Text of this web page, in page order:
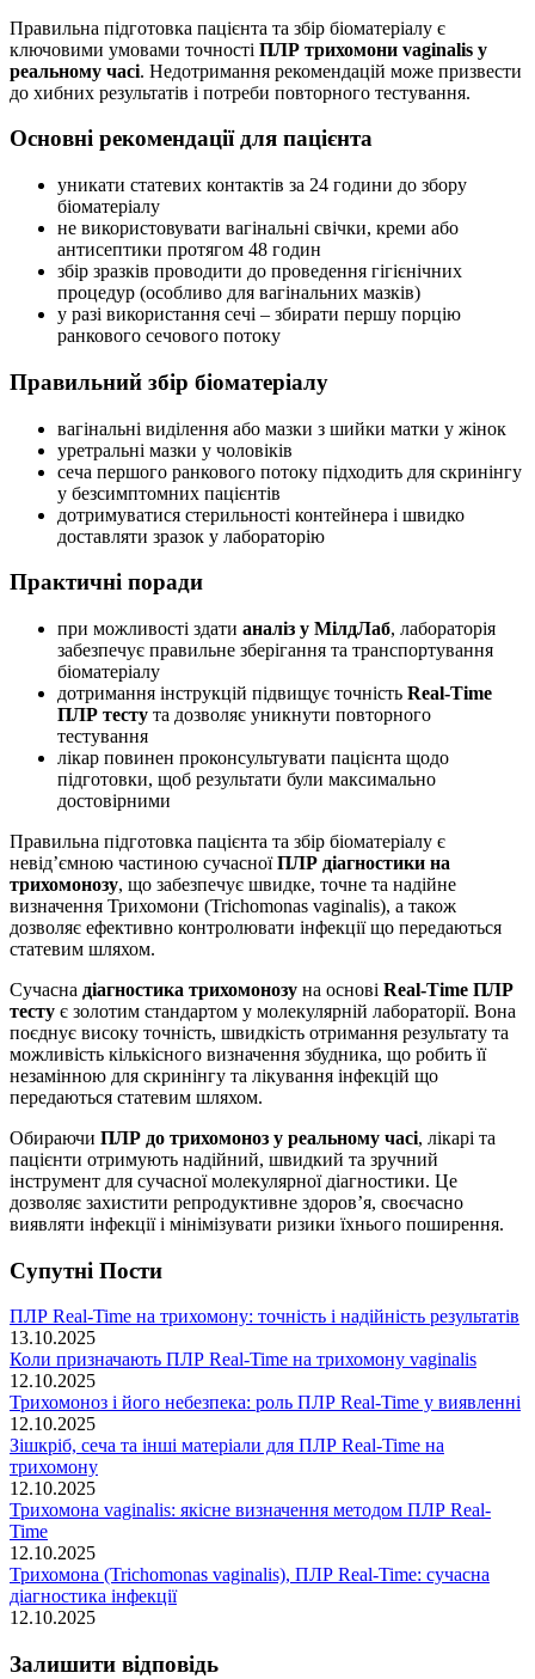
Правильна підготовка пацієнта та збір біоматеріалу є
ключовими умовами точності ПЛР трихомони vaginalis у
реальному часі. Недотримання рекомендацій може призвести
до хибних результатів і потреби повторного тестування.
Основні рекомендації для пацієнта
уникати статевих контактів за 24 години до збору
біоматеріалу
не використовувати вагінальні свічки, креми або
антисептики протягом 48 годин
збір зразків проводити до проведення гігієнічних
процедур (особливо для вагінальних мазків)
у разі використання сечі – збирати першу порцію
ранкового сечового потоку
Правильний збір біоматеріалу
вагінальні виділення або мазки з шийки матки у жінок
уретральні мазки у чоловіків
сеча першого ранкового потоку підходить для скринінгу
у безсимптомних пацієнтів
дотримуватися стерильності контейнера і швидко
доставляти зразок у лабораторію
Практичні поради
при можливості здати аналіз у МілдЛаб, лабораторія
забезпечує правильне зберігання та транспортування
біоматеріалу
дотримання інструкцій підвищує точність Real-Time
ПЛР тесту та дозволяє уникнути повторного
тестування
лікар повинен проконсультувати пацієнта щодо
підготовки, щоб результати були максимально
достовірними
Правильна підготовка пацієнта та збір біоматеріалу є
невід’ємною частиною сучасноїПЛР діагностики на
трихомонозу, що забезпечує швидке, точне та надійне
визначення Трихомони (Trichomonas vaginalis), а також
дозволяє ефективно контролювати інфекції що передаються
статевим шляхом.
Сучасна діагностика трихомонозу на основі Real-Time ПЛР
тесту є золотим стандартом у молекулярній лабораторії. Вона
поєднує високу точність, швидкість отримання результату та
можливість кількісного визначення збудника, що робить її
незамінною для скринінгу та лікування інфекцій що
передаються статевим шляхом.
Обираючи ПЛР до трихомоноз у реальному часі, лікарі та
пацієнти отримують надійний, швидкий та зручний
інструмент для сучасної молекулярної діагностики. Це
дозволяє захистити репродуктивне здоров’я, своєчасно
виявляти інфекції і мінімізувати ризики їхнього поширення.
Супутні Поcти
ПЛР Real-Time на трихомону: точність і надійність результатів
13.10.2025
Коли призначають ПЛР Real-Time на трихомону vaginalis
12.10.2025
Трихомоноз і його небезпека: роль ПЛР Real-Time у виявленні
12.10.2025
Зішкріб, сеча та інші матеріали для ПЛР Real-Time на
трихомону
12.10.2025
Трихомона vaginalis: якісне визначення методом ПЛР Real-
Time
12.10.2025
Трихомона (Trichomonas vaginalis), ПЛР Real-Time: сучасна
діагностика інфекції
12.10.2025
Залишити відповідь